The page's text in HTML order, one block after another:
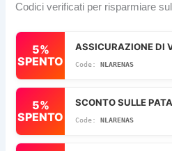
Codici verificati per risparmiare
5%
SPENTO
ASSICURAZIONE DI
NLARENAS
5%
SPENTO
SCONTO SULLE
NLARENAS